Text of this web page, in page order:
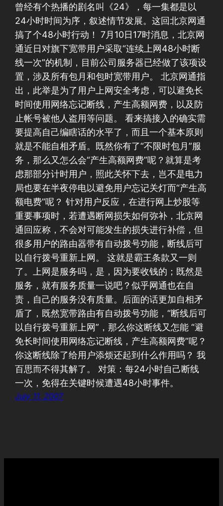
曾经有个热播的剧名叫《24》，每一集都是以
24小时时间为序，叙述情节发展。这回北京网通
搞了个48小时行动！ 7月10日17时消息，北京网
通近日对旗下宽带用户采取“连续上网48小时断
线一次”的机制，目前公司服务器已经做了该项设
置，涉及所有包月和包时宽带用户。 北京网通指
出，此举是为了用户上网安全考虑，可以避免长
时间使用网络忘记断线，产生高额网费，以及防
止帐号被他人盗用等问题。 看来搞接入的确实需
要提高自己编瞎话的水平了，而且一个基本原则
就是不能自相矛盾。既然你有了“不限时包月”服
务，那么又怎么会“产生高额网费”呢？就算是考
虑那部分计时用户，照此关怀下去，岂不是电力
局也要在半夜停电以避免用户忘记关灯而“产生高
额电费”呢？ 针对用户反应，在进行网上炒股等
重要事项时，若遭遇断网损失如何弥补，北京网
通回应称，不会对可能发生的损失进行补偿，但
很多用户的路由器带有自动拨号功能，断线后可
以自行拨号重新上网。 这就是霸王条款又一则
了。上网是服务吗，是，因为要收钱的；既然是
服务，就有服务质量一说吧？似乎网通也在自
责，自己的服务没有质量。后面的话更加自相矛
盾了，既然宽带路由有自动拨号功能，“断线后可
以自行拨号重新上网”，那么你这断线又怎能 “避
免长时间使用网络忘记断线，产生高额网费”呢？
你这断线除了给用户添烦还起到什么作用吗？ 我
百思而不得其解了。 对策：每24小时自己断线
一次，免得在关键时候遭遇48小时事件。
July 11, 2007